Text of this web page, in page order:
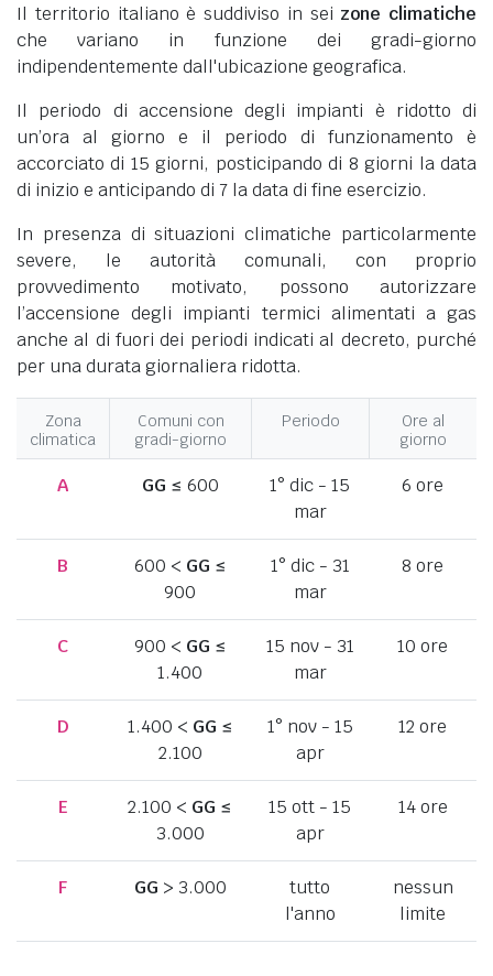
Il territorio italiano è suddiviso in sei zone climatiche
che variano in funzione dei gradi-giorno
indipendentemente dall'ubicazione geografica.
Il periodo di accensione degli impianti è ridotto di
un’ora al giorno e il periodo di funzionamento è
accorciato di 15 giorni, posticipando di 8 giorni la data
di inizio e anticipando di 7 la data di fine esercizio.
In presenza di situazioni climatiche particolarmente
severe, le autorità comunali, con proprio
provvedimento motivato, possono autorizzare
l’accensione degli impianti termici alimentati a gas
anche al di fuori dei periodi indicati al decreto, purché
per una durata giornaliera ridotta.
Zona
climatica
Comuni con
gradi-giorno
Periodo
Ore al
giorno
A GG ≤ 600
1° dic - 15
mar
6 ore
B 600 < GG ≤
900
1° dic - 31
mar
8 ore
C 900 < GG ≤
1.400
15 nov - 31
mar
10 ore
D 1.400 < GG ≤
2.100
1° nov - 15
apr
12 ore
E 2.100 < GG ≤
3.000
15 ott - 15
apr
14 ore
F GG > 3.000
tutto
l'anno
nessun
limite